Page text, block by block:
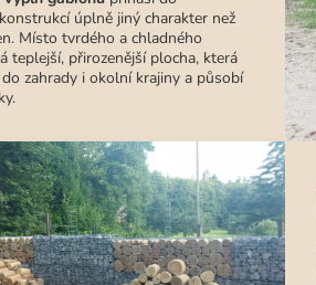
úplně jiný charakter než
Místo tvrdého a chladného
teplejší, přirozenější plocha, která
zahrady i okolní krajiny a působí